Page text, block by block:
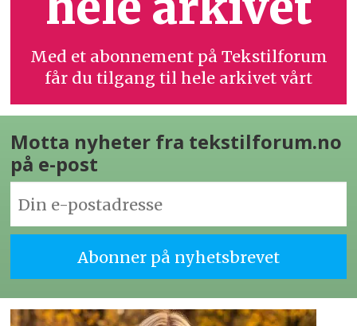
Med et abonnement på Tekstilforum
får du tilgang til hele arkivet vårt
Motta nyheter fra tekstilforum.no
på e-post